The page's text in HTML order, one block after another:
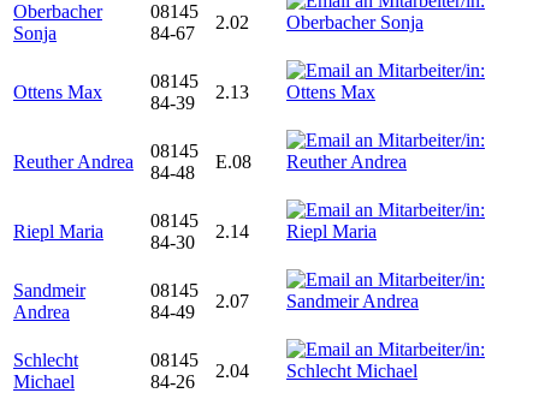
Oberbacher
Sonja
08145
84-67
2.02
Ottens Max
08145
84-39
2.13
Reuther Andrea
08145
84-48
E.08
Riepl Maria
08145
84-30
2.14
Sandmeir
Andrea
08145
84-49
2.07
Schlecht
Michael
08145
84-26
2.04